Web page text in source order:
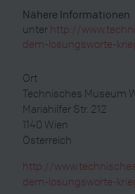
Nähere Informationen
unter http://
dem-losungsworte-
Ort
Technisches Museum
Mariahilfer Str. 212
1140 Wien
Österreich
http://
dem-losungsworte-